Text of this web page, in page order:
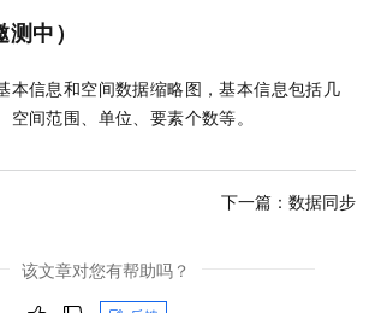
中）
本信息和空间数据缩略图，基本信息包括几
间范围、单位、要素个数等。
下一篇： 数据同步
该文章对您有帮助吗？